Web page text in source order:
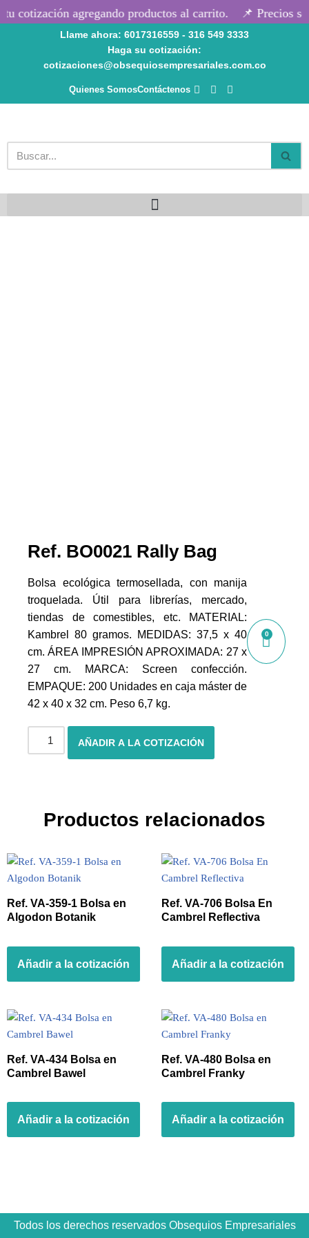
contenido
cotización agregando productos al carrito. 📌 Precios
Llame ahora: 6017316559 - 316 549 3333
Haga su cotización:
cotizaciones@obsequiosempresariales.com.co
Quienes SomosContáctenos
0
Ref. BO0021 Rally Bag
Bolsa ecológica termosellada, con manija
troquelada. Útil para librerías, mercado,
tiendas de comestibles, etc. MATERIAL:
Kambrel 80 gramos. MEDIDAS: 37,5 x 40
cm. ÁREA IMPRESIÓN APROXIMADA: 27 x
27 cm. MARCA: Screen confección.
EMPAQUE: 200 Unidades en caja máster de
42 x 40 x 32 cm. Peso 6,7 kg.
AÑADIR A LA COTIZACIÓN
Productos relacionados
Ref. VA-359-1 Bolsa en
Algodon Botanik
Añadir a la cotización
Ref. VA-706 Bolsa En
Cambrel Reflectiva
Añadir a la cotización
Ref. VA-434 Bolsa en
Cambrel Bawel
Añadir a la cotización
Ref. VA-480 Bolsa en
Cambrel Franky
Añadir a la cotización
Todos los derechos reservados Obsequios Empresariales